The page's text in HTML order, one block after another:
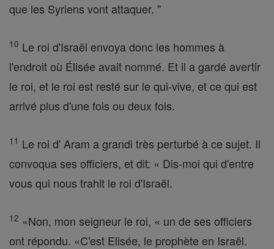
que les Syriens vont attaquer. "
10 Le roi d'Israël envoya donc les hommes à
l'endroit où Élisée avait nommé. Et il a gardé avertir
le roi, et le roi est resté sur le qui-vive, et ce qui est
arrivé plus d'une fois ou deux fois.
11 Le roi d' Aram a grandi très perturbé à ce sujet. Il
convoqua ses officiers, et dit: « Dis-moi qui d'entre
vous qui nous trahit le roi d'Israël.
12 «Non, mon seigneur le roi, « un de ses officiers
ont répondu. «C'est Elisée, le prophète en Israël.